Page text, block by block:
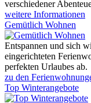
verschiedener
weitere Informationen
Gemütlich Wohnen
Entspannen und sich
eingerichteten
perfekten Urlaubes ab.
zu den
Top Winterangebote